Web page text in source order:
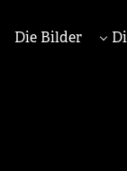
Die Bilder